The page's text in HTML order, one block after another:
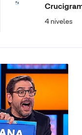
4 niveles